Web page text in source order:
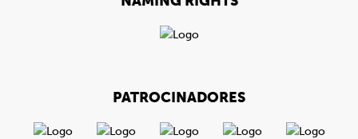
PATROCINADORES